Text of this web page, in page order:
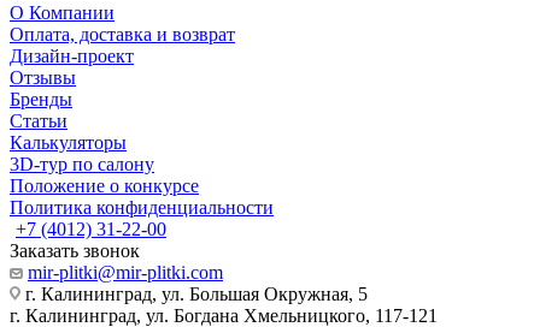
О Компании
Оплата, доставка и возврат
Дизайн-проект
Отзывы
Бренды
Статьи
Калькуляторы
3D-тур по салону
Положение о конкурсе
Политика конфиденциальности
+7 (4012) 31-22-00
Заказать звонок
mir-plitki@mir-plitki.com
г. Калининград, ул. Большая Окружная, 5
г. Калининград, ул. Богдана Хмельницкого, 117-121